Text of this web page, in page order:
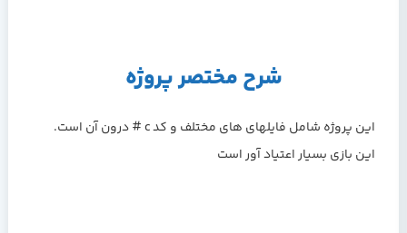
شرح مختصر پروژه
این پروژه شامل فايلهاي های مختلف و کد c # درون آن است.
این بازی بسیار اعتیاد آور است